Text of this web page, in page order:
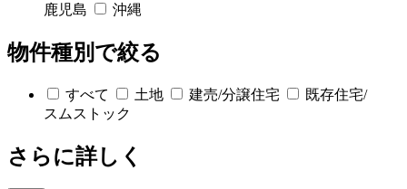
鹿児島
沖縄
物件種別で絞る
すべて 土地 建売/分譲住宅
既存住宅/
スムストック
さらに詳しく